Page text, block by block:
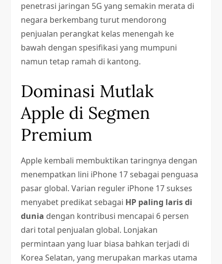
penetrasi jaringan 5G yang semakin merata di
negara berkembang turut mendorong
penjualan perangkat kelas menengah ke
bawah dengan spesifikasi yang mumpuni
namun tetap ramah di kantong.
Dominasi Mutlak
Apple di Segmen
Premium
Apple kembali membuktikan taringnya dengan
menempatkan lini iPhone 17 sebagai penguasa
pasar global. Varian reguler iPhone 17 sukses
menyabet predikat sebagai HP paling laris di
dunia dengan kontribusi mencapai 6 persen
dari total penjualan global. Lonjakan
permintaan yang luar biasa bahkan terjadi di
Korea Selatan, yang merupakan markas utama